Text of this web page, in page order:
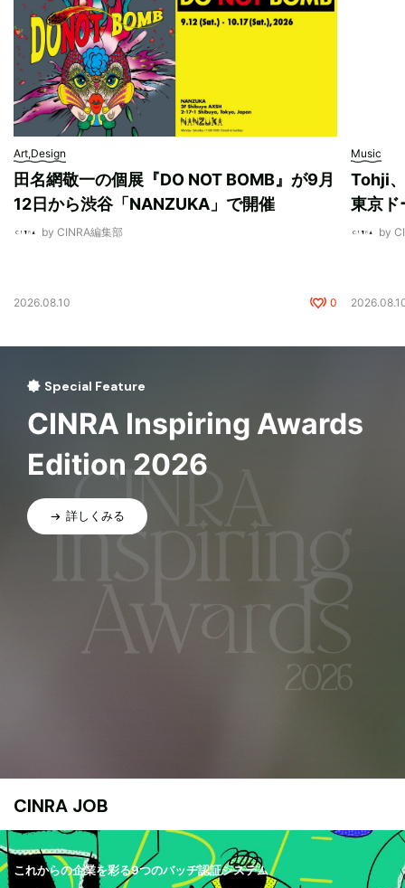
Art,Design
田名網敬一の個展『DO NOT BOMB』が9月
12日から渋谷「NANZUKA」で開催
by CINRA編集部
2026.08.10 0
Music
Tohji
東京ド
by
Special Feature
CINRA Inspiring Awards
Edition 2026
詳しくみる
CINRA JOB
これからの企業を彩る9つのバッヂ認証システム